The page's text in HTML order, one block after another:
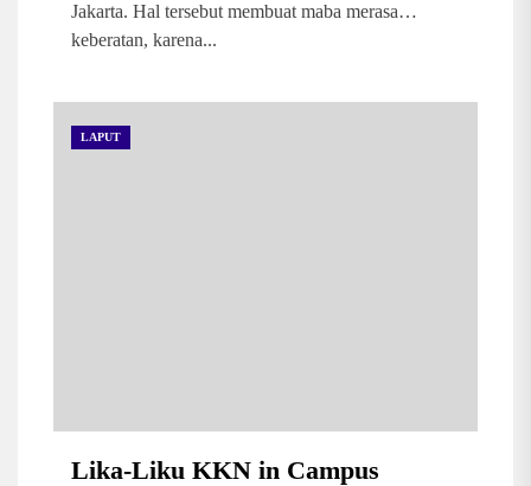
Jakarta. Hal tersebut membuat maba merasa
keberatan, karena...
LAPUT
Lika-Liku KKN in Campus